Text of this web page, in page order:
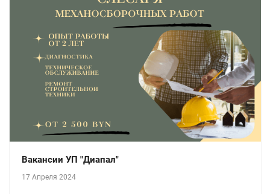
Вакансии УП "Диапал"
17 Апреля 2024